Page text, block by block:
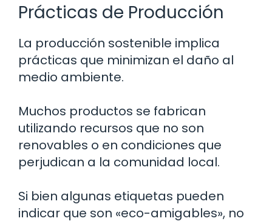
Prácticas de Producción
La producción sostenible implica
prácticas que minimizan el daño al
medio ambiente.
Muchos productos se fabrican
utilizando recursos que no son
renovables o en condiciones que
perjudican a la comunidad local.
Si bien algunas etiquetas pueden
indicar que son «eco-amigables», no